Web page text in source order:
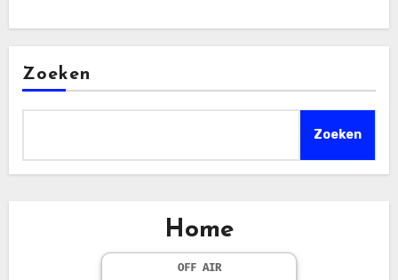
Zoeken
Zoeken
Home
OFF AIR